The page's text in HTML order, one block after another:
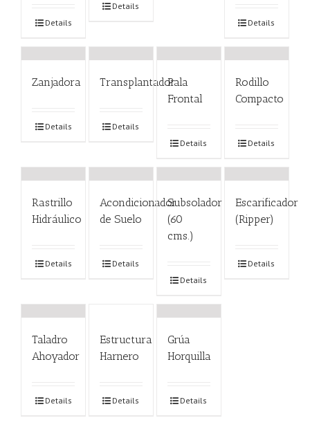
Details
Details
Details
Zanjadora
Details
Transplantador
Details
Pala
Frontal
Details
Rodillo
Compacto
Details
Rastrillo
Hidráulico
Details
Acondicionador
de Suelo
Details
Subsolador
(60
cms.)
Details
Escarificador
(Ripper)
Details
Taladro
Ahoyador
Details
Estructura
Harnero
Details
Grúa
Horquilla
Details